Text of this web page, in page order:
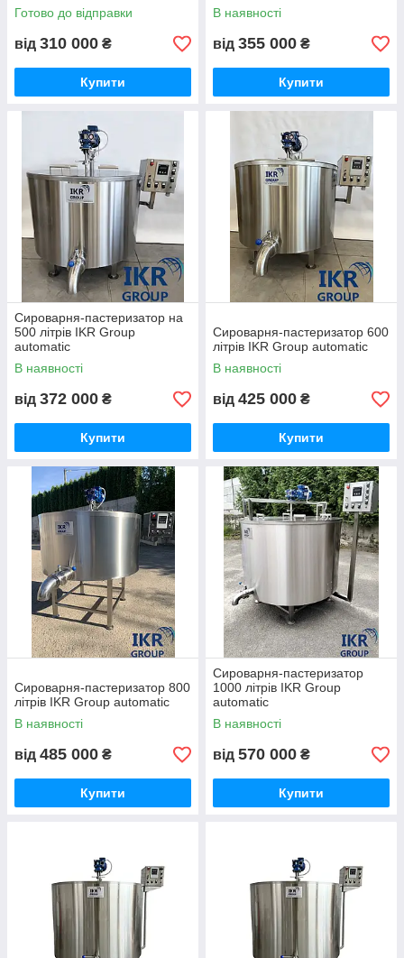
Готово до відправки
від 310 000 ₴
Купити
В наявності
від 355 000 ₴
Купити
Сироварня-пастеризатор на
500 літрів IKR Group
automatic
В наявності
від 372 000 ₴
Купити
Сироварня-пастеризатор 600
літрів IKR Group automatic
В наявності
від 425 000 ₴
Купити
Сироварня-пастеризатор 800
літрів IKR Group automatic
В наявності
від 485 000 ₴
Купити
Сироварня-пастеризатор
1000 літрів IKR Group
automatic
В наявності
від 570 000 ₴
Купити